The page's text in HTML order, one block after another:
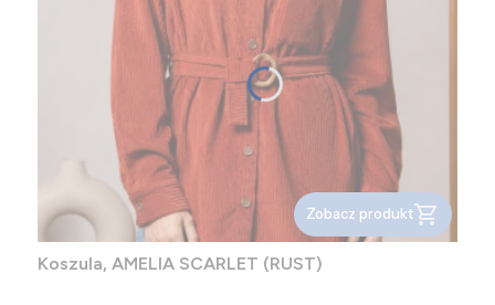
Zobacz produkt
Koszula, AMELIA SCARLET (RUST)